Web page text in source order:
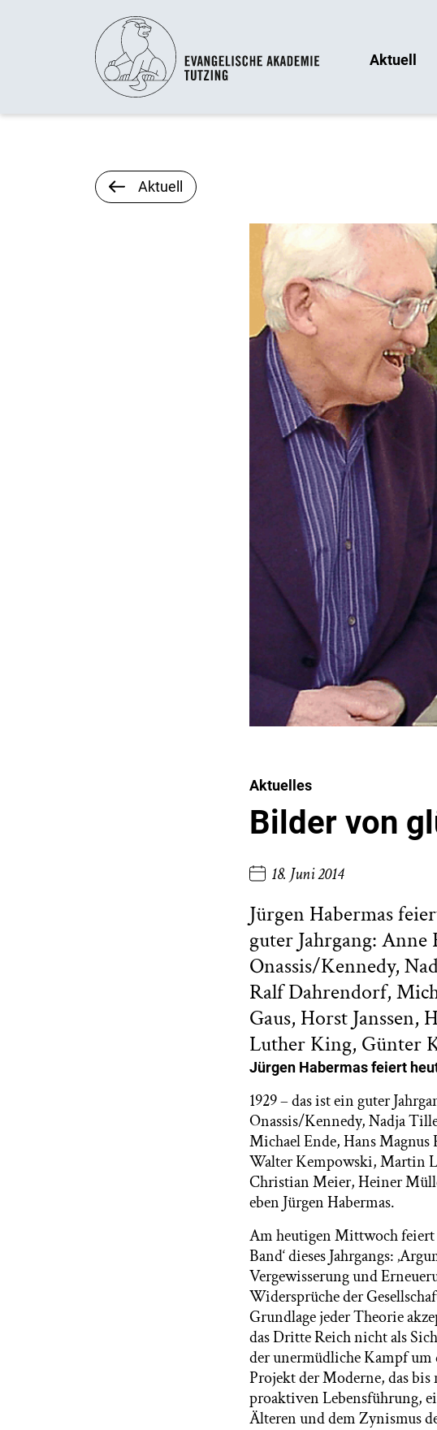
Aktuell
Aktuell
Aktuelles
Bilder von
18. Juni 2014
Jürgen Habermas
guter Jahrgang:
Onassis/Kennedy,
Ralf Dahrendorf,
Gaus, Horst
Luther King, Günter
Jürgen Habermas feiert
1929 – das ist ein guter
Onassis/Kennedy, Nadja
Michael Ende, Hans Magnus
Walter Kempowski, Martin
Christian Meier, Heiner
eben Jürgen Habermas.
Am heutigen Mittwoch feiert
Band‘ dieses Jahrgangs:
Vergewisserung und
Widersprüche der
Grundlage jeder Theorie
das Dritte Reich nicht als
der unermüdliche Kampf
Projekt der Moderne, das
proaktiven Lebensführung,
Älteren und dem Zynismus